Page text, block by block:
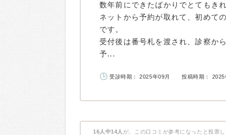
数年前にできたばかりでとてもき
ネットから予約が取れて、初めて
です。
受付後は番号札を渡され、診察か
予...
受診時期： 2025年09月 投稿時期： 2025
16人中14人 が、この口コミが参考になったと投票し